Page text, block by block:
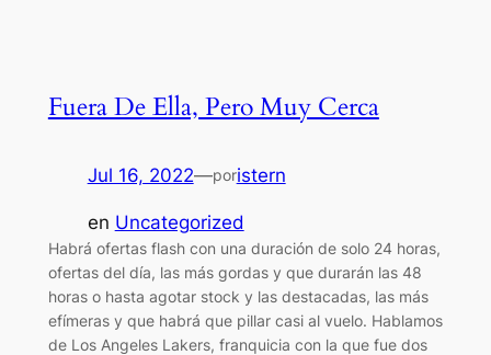
Fuera De Ella, Pero Muy Cerca
Jul 16, 2022—poristern
en Uncategorized
Habrá ofertas flash con una duración de solo 24 horas,
ofertas del día, las más gordas y que durarán las 48
horas o hasta agotar stock y las destacadas, las más
efímeras y que habrá que pillar casi al vuelo. Hablamos
de Los Angeles Lakers, franquicia con la que fue dos